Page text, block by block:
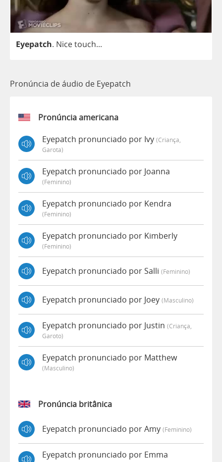
Eyepatch. Nicetouch...
Pronúncia de áudio de Eyepatch
Pronúncia americana
Eyepatch pronunciado por Ivy (criança,
Garota)
Eyepatch pronunciado por Joanna
(feminino)
Eyepatch pronunciado por Kendra
(feminino)
Eyepatch pronunciado por Kimberly
(feminino)
Eyepatch pronunciado por Salli (feminino)
Eyepatch pronunciado por Joey (masculino)
Eyepatch pronunciado por Justin (criança,
Garoto)
Eyepatch pronunciado por Matthew
(masculino)
Pronúncia britânica
Eyepatch pronunciado por Amy (feminino)
Eyepatch pronunciado por Emma